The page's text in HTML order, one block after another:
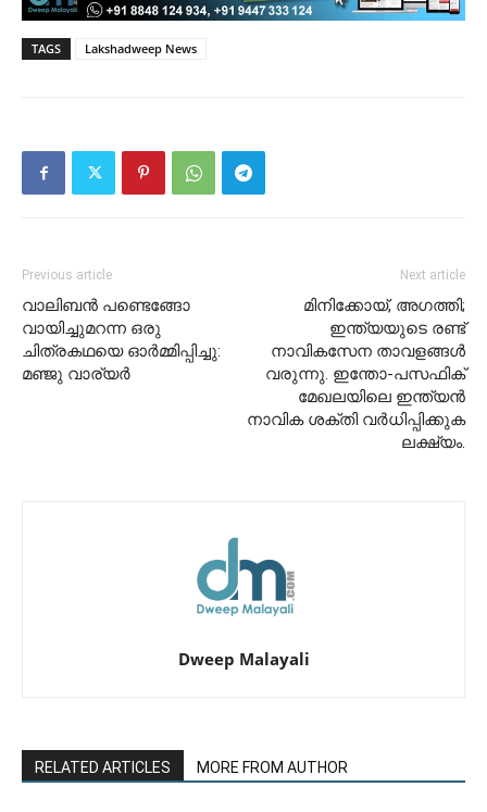
TAGS Lakshadweep News
Previous article
വാലിബൻ പണ്ടെങ്ങോ
വായിച്ചുമറന്ന ഒരു
ചിത്രകഥയെ ഓർമ്മിപ്പിച്ചു:
മഞ്ജു വാര്യർ
Next article
മിനിക്കോയ്, അഗത്തി;
ഇന്ത്യയുടെ രണ്ട്
നാവികസേന താവളങ്ങൾ
വരുന്നു. ഇന്തോ-പസഫിക്
മേഖലയിലെ ഇന്ത്യൻ
നാവിക ശക്തി വര്‍ധിപ്പിക്കുക
ലക്ഷ്യം.
Dweep Malayali
RELATED ARTICLES MORE FROM AUTHOR